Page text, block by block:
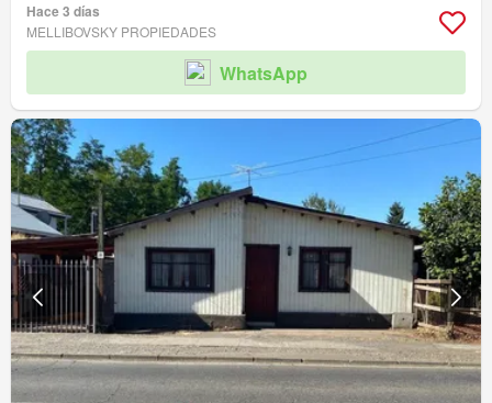
Hace 3 días
MELLIBOVSKY PROPIEDADES
WhatsApp